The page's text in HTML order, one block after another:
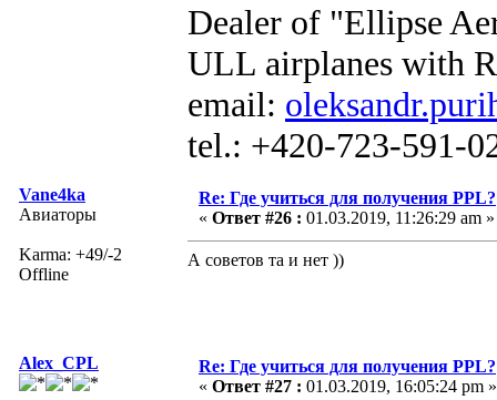
Dealer of "Ellipse
ULL airplanes with
email:
tel.: +420-723-591-
Vane4ka
Авиаторы
Karma: +49/-2
Offline
Re: Где учиться для получения PPL?
« Ответ #26 : 01.03.2019, 11:26:29 am »
А советов та и нет ))
Alex_CPL
Re: Где учиться для получения PPL?
« Ответ #27 : 01.03.2019, 16:05:24 pm »